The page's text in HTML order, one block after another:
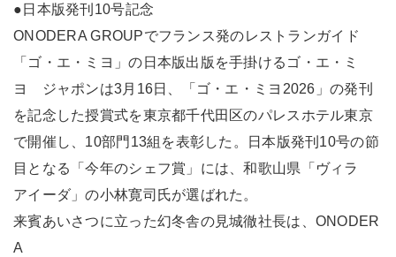
●日本版発刊10号記念
ONODERA GROUPでフランス発のレストランガイド
「ゴ・エ・ミヨ」の日本版出版を手掛けるゴ・エ・ミ
ヨ ジャポンは3月16日、「ゴ・エ・ミヨ2026」の発刊
を記念した授賞式を東京都千代田区のパレスホテル東京
で開催し、10部門13組を表彰した。日本版発刊10号の節
目となる「今年のシェフ賞」には、和歌山県「ヴィラ
アイーダ」の小林寛司氏が選ばれた。
来賓あいさつに立った幻冬舎の見城徹社長は、ONODER
A